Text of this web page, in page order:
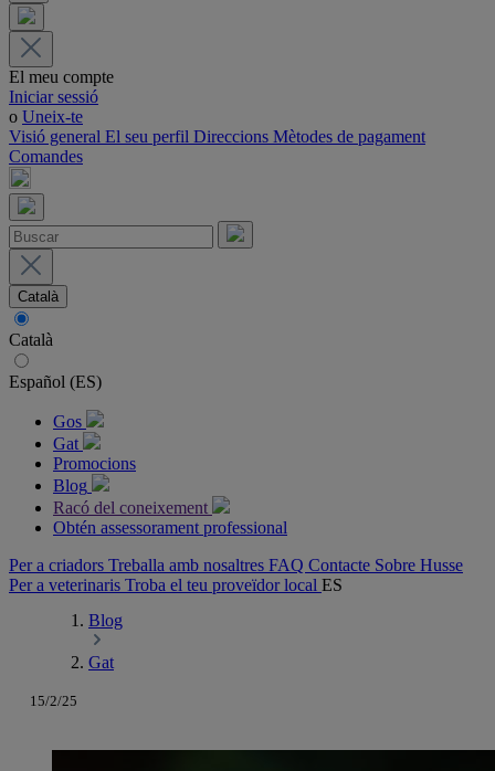
El meu compte
Iniciar sessió
o Uneix-te
Visió general El seu perfil Direccions Mètodes de pagament
Comandes
Català
Català
Español (ES)
Gos
Gat
Promocions
Blog
Racó del coneixement
Obtén assessorament professional
Per a criadors Treballa amb nosaltres FAQ Contacte Sobre Husse
Per a veterinaris Troba el teu proveïdor local ES
Blog
Gat
15/2/25